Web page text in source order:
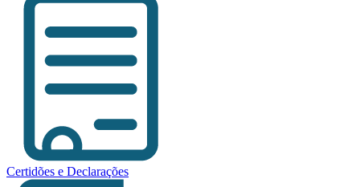
Certidões e Declarações